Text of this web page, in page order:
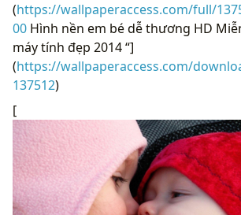
(https://wallpaperaccess.com/full/
00 Hình nền em bé dễ thương HD
máy tính đẹp 2014 “]
(https://wallpaperaccess.com/
137512)
[